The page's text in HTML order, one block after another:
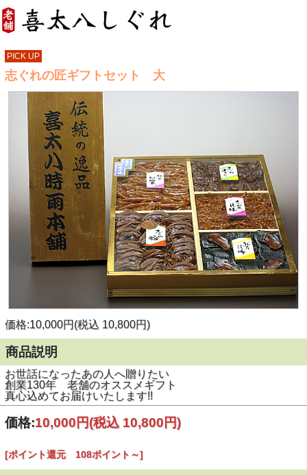
PICK UP
志ぐれの匠ギフトセット 大
価格:10,000円(税込 10,800円)
商品説明
お世話になったあの人へ贈りたい
創業130年 老舗のオススメギフト
真心込めてお届けいたします!!
価格:10,000円(税込 10,800円)
[ポイント還元 108ポイント～]